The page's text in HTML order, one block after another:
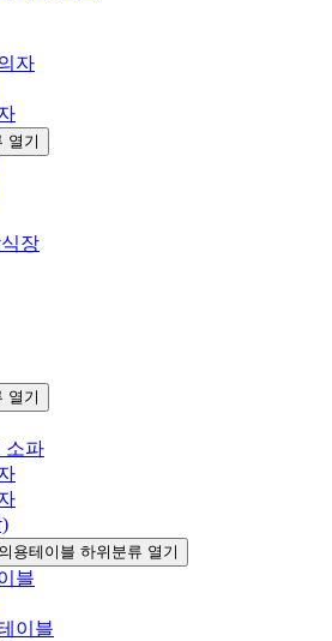
자
열기
장
열기
소파
용테이블 하위분류 열기
블
이블